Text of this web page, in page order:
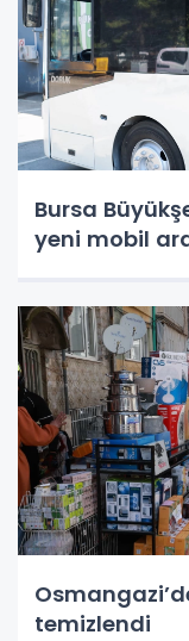
Bursa
yeni mobil
temizlendi